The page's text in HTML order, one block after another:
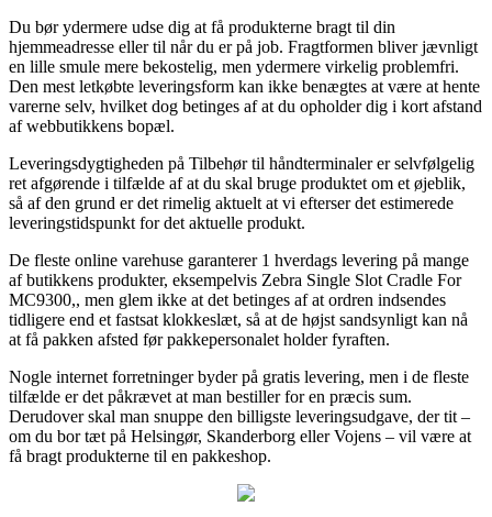
Du bør ydermere udse dig at få produkterne bragt til din
hjemmeadresse eller til når du er på job. Fragtformen bliver jævnligt
en lille smule mere bekostelig, men ydermere virkelig problemfri.
Den mest letkøbte leveringsform kan ikke benægtes at være at hente
varerne selv, hvilket dog betinges af at du opholder dig i kort afstand
af webbutikkens bopæl.
Leveringsdygtigheden på Tilbehør til håndterminaler er selvfølgelig
ret afgørende i tilfælde af at du skal bruge produktet om et øjeblik,
så af den grund er det rimelig aktuelt at vi efterser det estimerede
leveringstidspunkt for det aktuelle produkt.
De fleste online varehuse garanterer 1 hverdags levering på mange
af butikkens produkter, eksempelvis Zebra Single Slot Cradle For
MC9300,, men glem ikke at det betinges af at ordren indsendes
tidligere end et fastsat klokkeslæt, så at de højst sandsynligt kan nå
at få pakken afsted før pakkepersonalet holder fyraften.
Nogle internet forretninger byder på gratis levering, men i de fleste
tilfælde er det påkrævet at man bestiller for en præcis sum.
Derudover skal man snuppe den billigste leveringsudgave, der tit –
om du bor tæt på Helsingør, Skanderborg eller Vojens – vil være at
få bragt produkterne til en pakkeshop.